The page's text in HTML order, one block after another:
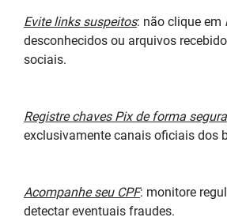
Evite links suspeitos: não clique em
desconhecidos ou arquivos
sociais.
Registre chaves Pix de forma segura
exclusivamente canais oficiais dos
Acompanhe seu CPF: monitore
detectar eventuais fraudes.